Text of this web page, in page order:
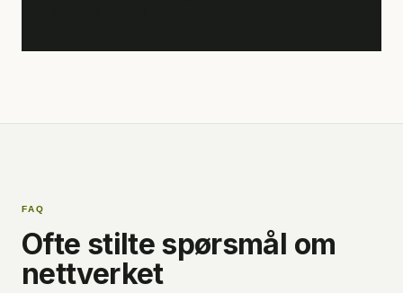
FAQ
Ofte stilte spørsmål om
nettverket